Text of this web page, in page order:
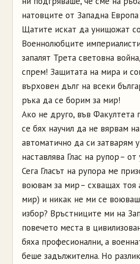
натовците от Западна
Щатите искат да унищожат
Военнолюбците
запалят Трета световна
спрем! Защитата на мира и
върховен дълг на всеки
ръка да се борим за мир!
Ако не друго, във Факултета
се бях научил да не вярвам
автоматично да си затварям
наставлява Глас на рупор – от
Сега Гласът на рупора ме
воювам за мир – схващах тоя
мир) и никак не ми се
избор? Връстниците ми на
повечето места в
бяха професионални, а
беше задължителна. Но